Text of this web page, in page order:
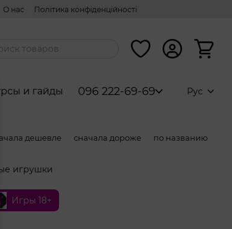
О нас
Політика конфіденційності
и гайды 096 222-69-69 Рус
дешевле сначала дороже по названию
игрушки
Игры 18+